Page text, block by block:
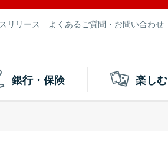
リリース よくあるご質問・お問い合わせ
銀行・保険 楽しむ